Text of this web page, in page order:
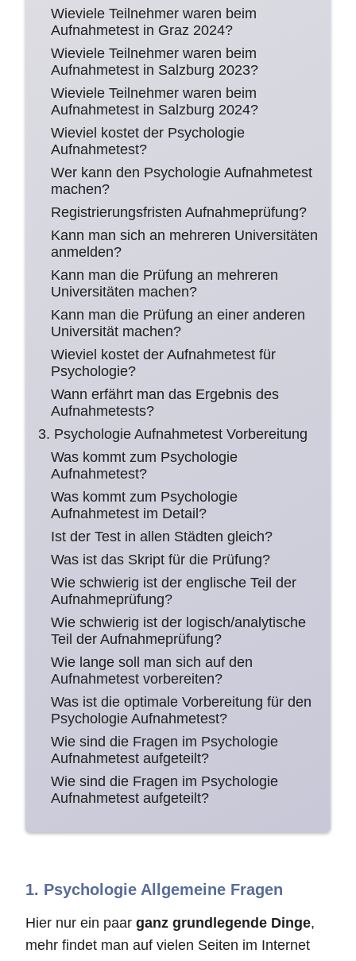
Wieviele Teilnehmer waren beim
Aufnahmetest in Graz 2024?
Wieviele Teilnehmer waren beim
Aufnahmetest in Salzburg 2023?
Wieviele Teilnehmer waren beim
Aufnahmetest in Salzburg 2024?
Wieviel kostet der Psychologie
Aufnahmetest?
Wer kann den Psychologie Aufnahmetest
machen?
Registrierungsfristen Aufnahmeprüfung?
Kann man sich an mehreren Universitäten
anmelden?
Kann man die Prüfung an mehreren
Universitäten machen?
Kann man die Prüfung an einer anderen
Universität machen?
Wieviel kostet der Aufnahmetest für
Psychologie?
Wann erfährt man das Ergebnis des
Aufnahmetests?
3. Psychologie Aufnahmetest Vorbereitung
Was kommt zum Psychologie
Aufnahmetest?
Was kommt zum Psychologie
Aufnahmetest im Detail?
Ist der Test in allen Städten gleich?
Was ist das Skript für die Prüfung?
Wie schwierig ist der englische Teil der
Aufnahmeprüfung?
Wie schwierig ist der logisch/analytische
Teil der Aufnahmeprüfung?
Wie lange soll man sich auf den
Aufnahmetest vorbereiten?
Was ist die optimale Vorbereitung für den
Psychologie Aufnahmetest?
Wie sind die Fragen im Psychologie
Aufnahmetest aufgeteilt?
Wie sind die Fragen im Psychologie
Aufnahmetest aufgeteilt?
1. Psychologie Allgemeine Fragen
Hier nur ein paar ganz grundlegende Dinge,
mehr findet man auf vielen Seiten im Internet